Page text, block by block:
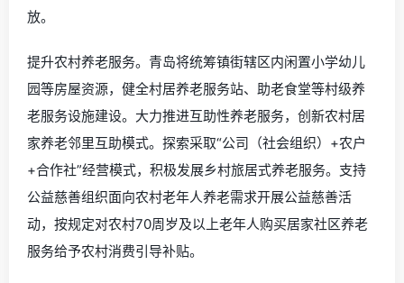
放。
提升农村养老服务。青岛将统筹镇街辖区内闲置小学幼儿
园等房屋资源，健全村居养老服务站、助老食堂等村级养
老服务设施建设。大力推进互助性养老服务，创新农村居
家养老邻里互助模式。探索采取“公司（社会组织）+农户
+合作社”经营模式，积极发展乡村旅居式养老服务。支持
公益慈善组织面向农村老年人养老需求开展公益慈善活
动，按规定对农村70周岁及以上老年人购买居家社区养老
服务给予农村消费引导补贴。